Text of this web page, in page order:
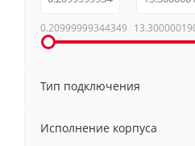
0.20999999344349
Тип подключения
Исполнение корпуса